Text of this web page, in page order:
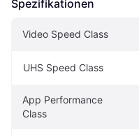
Spezifikationen
Video Speed Class
UHS Speed Class
App Performance
Class